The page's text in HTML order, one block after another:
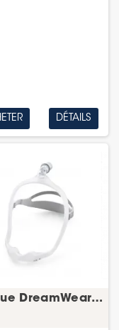
DÉTAILS
Masque DreamWear Nasal FitPack – masque PPC...